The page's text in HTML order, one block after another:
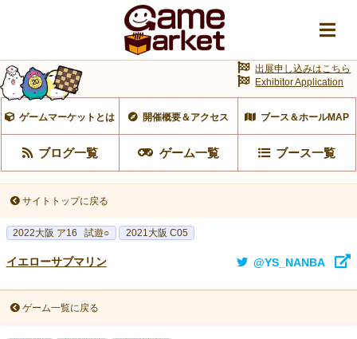
ゲームマーケットとは 開催概要＆アクセス ブース＆ホールMAP
ブログ一覧 ゲーム一覧 ブース一覧
出展申し込みはこちら
Exhibitor Application
サイトトップに戻る
2022大阪 ア16 試遊○ 2021大阪 C05
イエローサブマリン @YS_NANBA
ゲーム一覧に戻る